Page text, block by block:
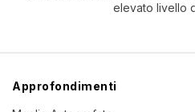
elevato livello
Approfondimenti